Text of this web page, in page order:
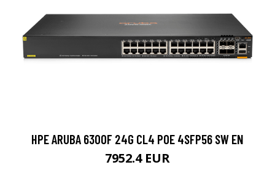
HPE ARUBA 6300F 24G CL4 POE 4SFP56 SW EN
7952.4 EUR